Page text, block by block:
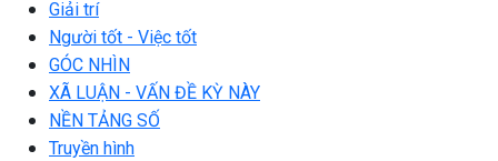
Giải trí
Người tốt - Việc tốt
GÓC NHÌN
XÃ LUẬN - VẤN ĐỀ KỲ NÀY
NỀN TẢNG SỐ
Truyền hình